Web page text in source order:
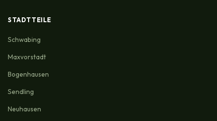
STADTTEILE
Schwabing
Maxvorstadt
Bogenhausen
Sendling
Neuhausen